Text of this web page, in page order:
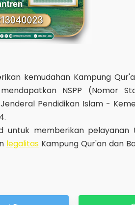
kemudahan Kampung
NSPP (Nomor
Pendidikan Islam -
untuk memberikan pelayanan
legalitasKampung Qur'an dan